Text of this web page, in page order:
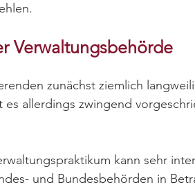
Verwaltungsbehörde
zunächst ziemlich
allerdings zwingend
kann sehr
und Bundesbehörden in